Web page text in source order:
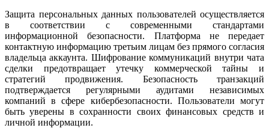
Защита персональных данных пользователей осуществляется
в соответствии с современными стандартами
информационной безопасности. Платформа не передает
контактную информацию третьим лицам без прямого согласия
владельца аккаунта. Шифрование коммуникаций внутри чата
сделки предотвращает утечку коммерческой тайны и
стратегий продвижения. Безопасность транзакций
подтверждается регулярными аудитами независимых
компаний в сфере кибербезопасности. Пользователи могут
быть уверены в сохранности своих финансовых средств и
личной информации.